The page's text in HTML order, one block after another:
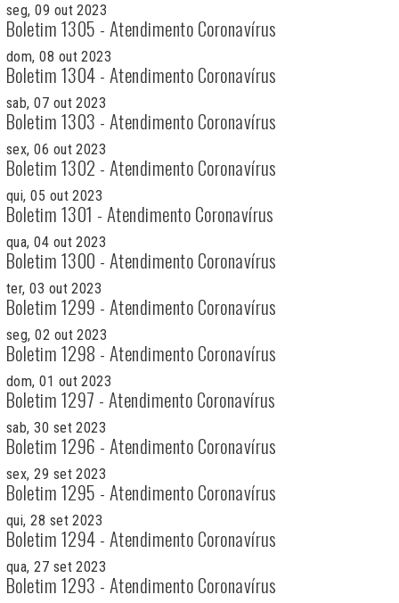
seg, 09 out 2023
Boletim 1305 - Atendimento Coronavírus
dom, 08 out 2023
Boletim 1304 - Atendimento Coronavírus
sab, 07 out 2023
Boletim 1303 - Atendimento Coronavírus
sex, 06 out 2023
Boletim 1302 - Atendimento Coronavírus
qui, 05 out 2023
Boletim 1301 - Atendimento Coronavírus
qua, 04 out 2023
Boletim 1300 - Atendimento Coronavírus
ter, 03 out 2023
Boletim 1299 - Atendimento Coronavírus
seg, 02 out 2023
Boletim 1298 - Atendimento Coronavírus
dom, 01 out 2023
Boletim 1297 - Atendimento Coronavírus
sab, 30 set 2023
Boletim 1296 - Atendimento Coronavírus
sex, 29 set 2023
Boletim 1295 - Atendimento Coronavírus
qui, 28 set 2023
Boletim 1294 - Atendimento Coronavírus
qua, 27 set 2023
Boletim 1293 - Atendimento Coronavírus